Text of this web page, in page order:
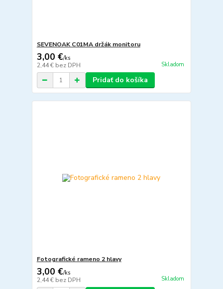
SEVENOAK C01MA držák monitoru
3,00 €/ks
2,44 € bez DPH Skladom
Pridať do košíka
Fotografické rameno 2 hlavy
3,00 €/ks
2,44 € bez DPH Skladom